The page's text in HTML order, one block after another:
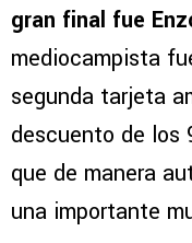
gran final fue
mediocampista
segunda tarjeta
descuento de los
que de manera
una importante